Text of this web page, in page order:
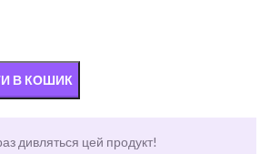
В КОШИК
дивляться цей продукт!